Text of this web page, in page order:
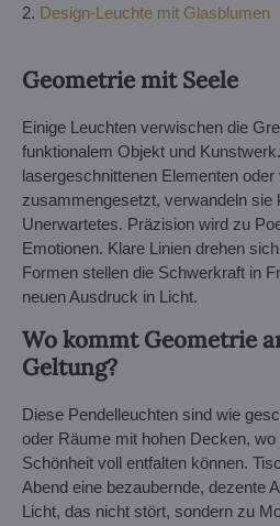
2. Design-Leuchte mit Glasblumen
Geometrie mit Seele
Einige Leuchten verwischen die
funktionalem Objekt und
lasergeschnittenen Elementen
zusammengesetzt, verwandeln sie
Unerwartetes. Präzision wird zu
Emotionen. Klare Linien drehen
Formen stellen die Schwerkraft in
neuen Ausdruck in Licht.
Wo kommt Geometrie
Geltung?
Diese Pendelleuchten sind wie
oder Räume mit hohen Decken,
Schönheit voll entfalten können.
Abend eine bezaubernde, dezente
Licht, das nicht stört, sondern zu